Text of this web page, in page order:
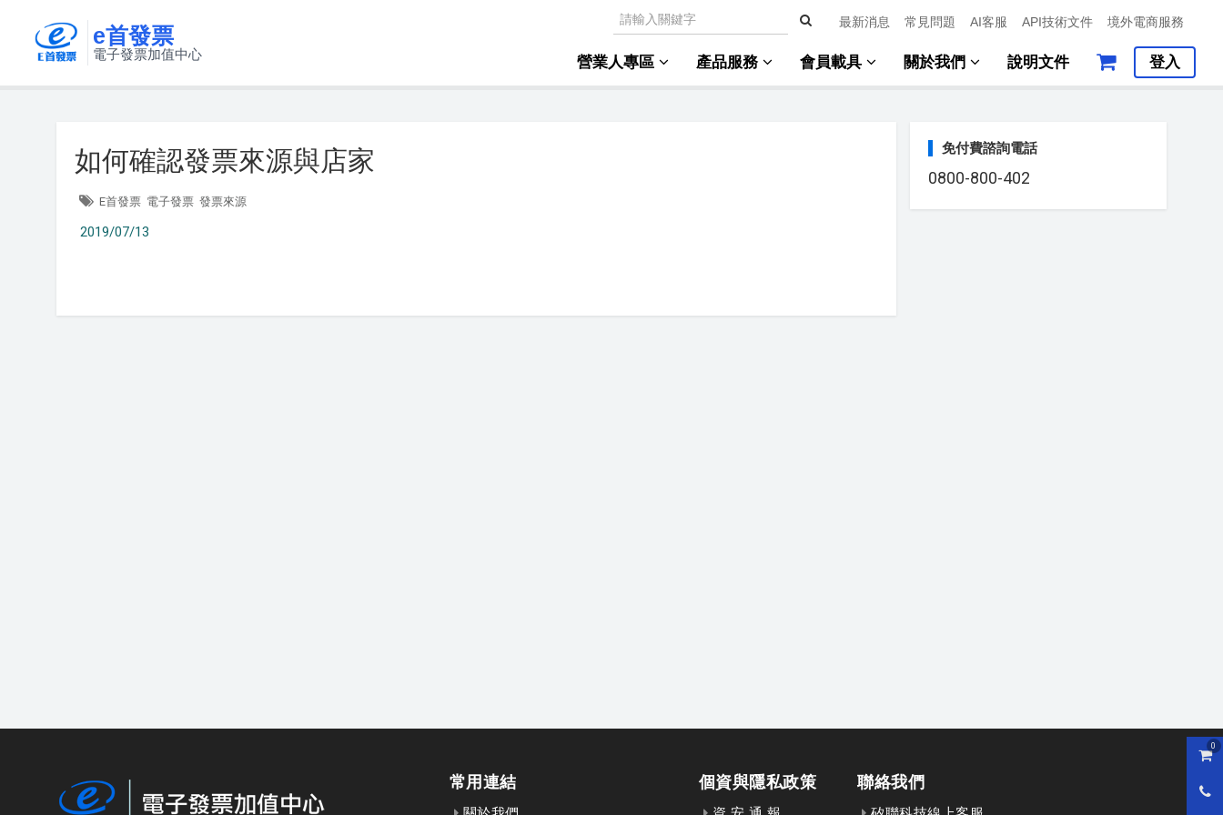
購
0
e首發票
電子發票加值中心
最新消息 常見問題 AI客服 API技術文件 境外電商服務
營業人專區 產品服務 會員載具 關於我們 說明文件 登入
如何確認發票來源與店家
E首發票 電子發票 發票來源
2019/07/13
免付費諮詢電話
0800-800-402
常用連結 個資與隱私政策 聯絡我們